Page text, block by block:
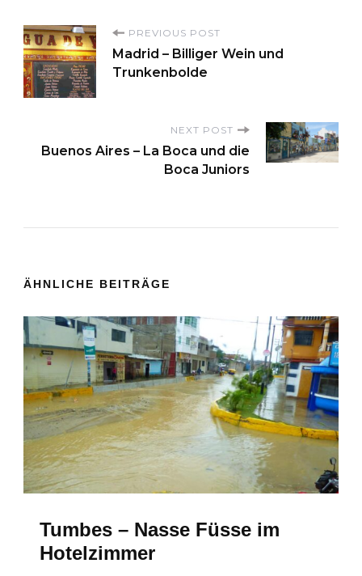
P
o
v
i
g
a
t
i
o
n
PREVIOUS POST
Madrid – Billiger Wein und
Trunkenbolde
NEXT POST
Buenos Aires – La Boca und die
Boca Juniors
ÄHNLICHE BEITRÄGE
Tumbes – Nasse Füsse im
Hotelzimmer